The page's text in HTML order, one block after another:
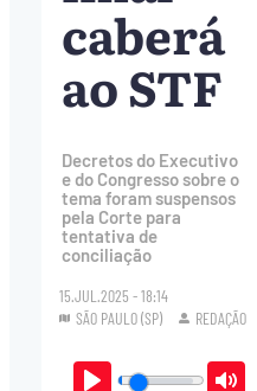
caberá
ao STF
Decretos do Executivo
e do Congresso sobre o
tema foram suspensos
pela Corte para
tentativa de
conciliação
15.JUL.2025 - 18:14
SÃO PAULO (SP)
REDAÇÃO